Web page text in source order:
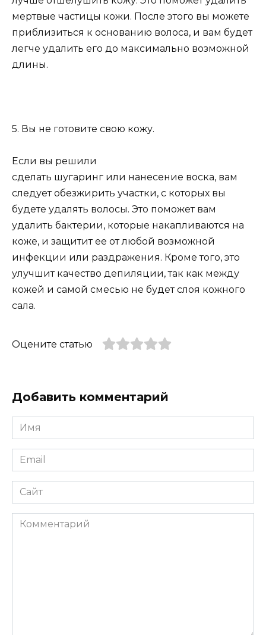
мертвые частицы кожи. После этого вы можете
приблизиться к основанию волоса, и вам будет
легче удалить его до максимально возможной
длины.
5. Вы не готовите свою кожу.
Если вы решили
сделать шугаринг или нанесение воска, вам
следует обезжирить участки, с которых вы
будете удалять волосы. Это поможет вам
удалить бактерии, которые накапливаются на
коже, и защитит ее от любой возможной
инфекции или раздражения. Кроме того, это
улучшит качество депиляции, так как между
кожей и самой смесью не будет слоя кожного
сала.
Оцените статью
Добавить комментарий
Имя
*
Email
*
Сайт
Комментарий